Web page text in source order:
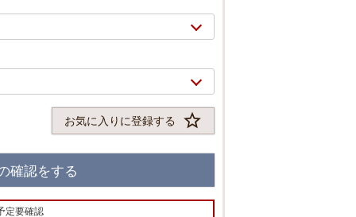
2/9
お気に入りに登録する
確認をする
定要確認